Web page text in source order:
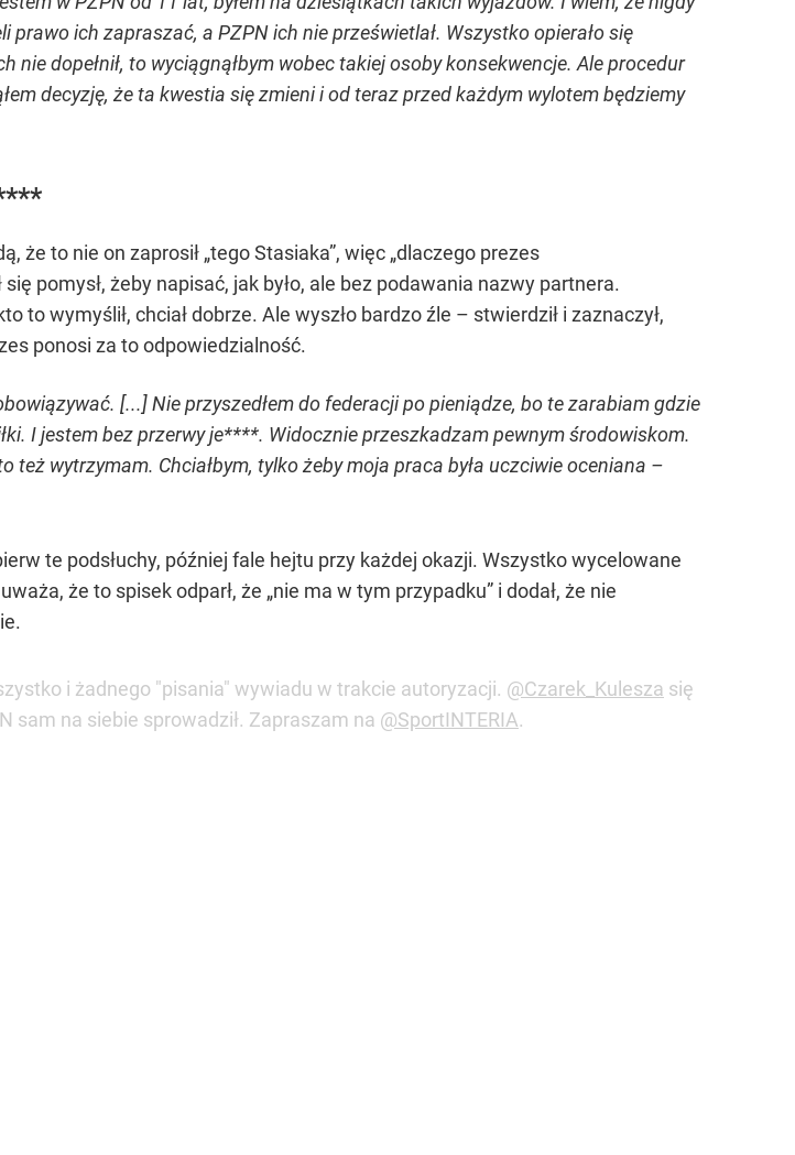
ich zapraszać, a PZPN ich nie prześwietlał. Wszystko opierało się
nie dopełnił, to wyciągnąłbym wobec takiej osoby konsekwencje. Ale procedur
decyzję, że ta kwestia się zmieni i od teraz przed każdym wylotem będziemy
że to nie on zaprosił „tego Stasiaka”, więc „dlaczego prezes
pomysł, żeby napisać, jak było, ale bez podawania nazwy partnera.
wymyślił, chciał dobrze. Ale wyszło bardzo źle – stwierdził i zaznaczył,
ponosi za to odpowiedzialność.
[...] Nie przyszedłem do federacji po pieniądze, bo te zarabiam gdzie
I jestem bez przerwy je****. Widocznie przeszkadzam pewnym środowiskom.
też wytrzymam. Chciałbym, tylko żeby moja praca była uczciwie oceniana –
te podsłuchy, później fale hejtu przy każdej okazji. Wszystko wycelowane
że to spisek odparł, że „nie ma w tym przypadku” i dodał, że nie
i żadnego "pisania" wywiadu w trakcie autoryzacji. @Czarek_Kulesza się
sam na siebie sprowadził. Zapraszam na @SportINTERIA.